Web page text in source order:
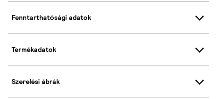
Fenntarthatósági adatok
Termékadatok
Szerelési ábrák